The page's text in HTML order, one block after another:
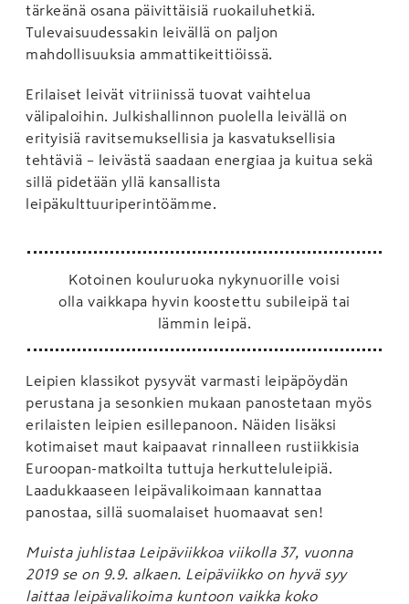
tärkeänä osana päivittäisiä ruokailuhetkiä.
Tulevaisuudessakin leivällä on paljon
mahdollisuuksia ammattikeittiöissä.
Erilaiset leivät vitriinissä tuovat vaihtelua
välipaloihin. Julkishallinnon puolella leivällä on
erityisiä ravitsemuksellisia ja kasvatuksellisia
tehtäviä – leivästä saadaan energiaa ja kuitua sekä
sillä pidetään yllä kansallista
leipäkulttuuriperintöämme.
Kotoinen kouluruoka nykynuorille voisi
olla vaikkapa hyvin koostettu subileipä tai
lämmin leipä.
Leipien klassikot pysyvät varmasti leipäpöydän
perustana ja sesonkien mukaan panostetaan myös
erilaisten leipien esillepanoon. Näiden lisäksi
kotimaiset maut kaipaavat rinnalleen rustiikkisia
Euroopan-matkoilta tuttuja herkutteluleipiä.
Laadukkaaseen leipävalikoimaan kannattaa
panostaa, sillä suomalaiset huomaavat sen!
Muista juhlistaa Leipäviikkoa viikolla 37, vuonna
2019 se on 9.9. alkaen. Leipäviikko on hyvä syy
laittaa leipävalikoima kuntoon vaikka koko